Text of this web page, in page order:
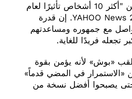
الدكتور غاينز كواحد من "أكثر 10 أشخاص تأثيرًا لعام
2020" من قبل YAHOO News 2020. إن قدرة
مع جمهوره ومساعدتهم
تجعله فريدًا للغاية.
لقب «بوش» لأنه يؤمن بقوة
«الاستمرار في المضي قدماً»
حتى يصبحوا أفضل نسخة من